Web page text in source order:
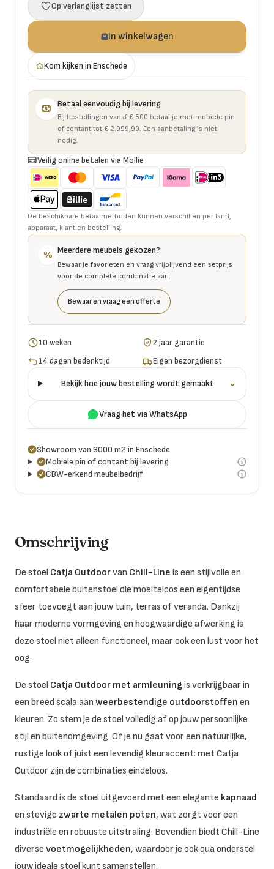
Op verlanglijst zetten
In winkelwagen
Kom kijken in Enschede
Betaal eenvoudig bij levering
Bij bestellingen vanaf € 500 betaal je met mobiele pin
of contant tot € 2.999,99. Een aanbetaling is niet
nodig.
Veilig online betalen via Mollie
De beschikbare betaalmethoden kunnen verschillen per land,
apparaat, klant en bestelling.
% Meerdere meubels gekozen?
Bewaar je favorieten en vraag vrijblijvend een setprijs
voor de complete combinatie aan.
Bewaar en vraag een offerte
10 weken
2 jaar garantie
14 dagen bedenktijd
Eigen bezorgdienst
Bekijk hoe jouw bestelling wordt gemaakt ⌄
Vraag het via WhatsApp
Showroom van 3000 m2 in Enschede
Mobiele pin of contant bij levering
CBW-erkend meubelbedrijf
Omschrijving
De stoel Catja Outdoorvan Chill-Line is een stijlvolle en
comfortabele buitenstoel die moeiteloos een eigentijdse
sfeer toevoegt aan jouw tuin, terras of veranda. Dankzij
haar moderne vormgeving en hoogwaardige afwerking is
deze stoel niet alleen functioneel, maar ook een lust voor het
oog.
De stoel Catja Outdoor met armleuningis verkrijgbaar in
een breed scala aan weerbestendige outdoorstoffen en
kleuren. Zo stem je de stoel volledig af op jouw persoonlijke
stijl en buitenomgeving. Of je nu gaat voor een natuurlijke,
rustige look of juist een levendig kleuraccent: met Catja
Outdoor zijn de combinaties eindeloos.
Standaard is de stoel uitgevoerd met een elegante kapnaad
en stevige zwarte metalen poten, wat zorgt voor een
industriële en robuuste uitstraling. Bovendien biedt Chill-Line
diverse voetmogelijkheden, waardoor je ook qua onderstel
jouw ideale stoel kunt samenstellen.